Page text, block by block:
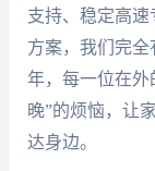
支持、稳定高
方案，我们完
年，每一位在外
晚”的烦恼，让
达身边。